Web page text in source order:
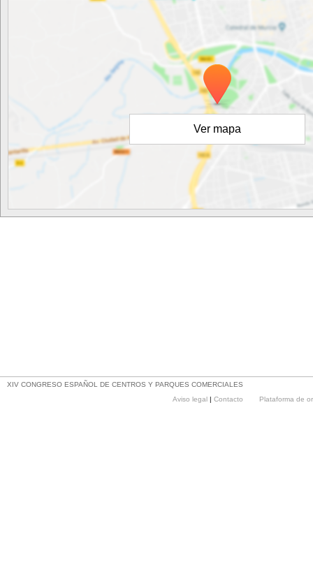
Ver mapa
XIV CONGRESO ESPAÑOL DE CENTROS Y PARQUES COMERCIALES
Aviso legal | Contacto Plataforma de